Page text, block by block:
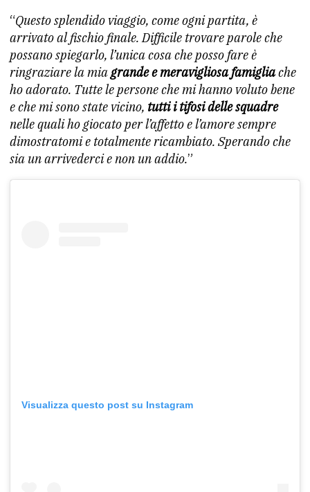
“Questo splendido viaggio, come ogni partita, è
arrivato al fischio finale. Difficile trovare parole che
possano spiegarlo, l’unica cosa che posso fare è
ringraziare la miagrande e meravigliosa famigliache
ho adorato. Tutte le persone che mi hanno voluto bene
e che mi sono state vicino, tutti i tifosi delle squadre
nelle quali ho giocato per l’affetto e l’amore sempre
dimostratomi e totalmente ricambiato. Sperando che
sia un arrivederci e non un addio.”
Visualizza questo post su Instagram